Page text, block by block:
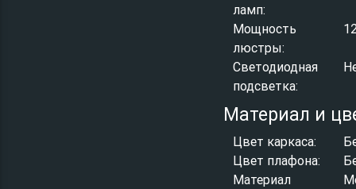
ламп:
Мощность
люстры:
Светодиодная
подсветка:
Материал и
Цвет каркаса:
Цвет плафона:
Материал